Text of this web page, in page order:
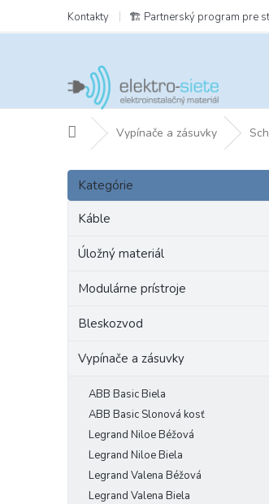
obsah
Kontakty 🏗️ Partnerský program pre
DomovVypínače a zásuvky
B
č
Preskočiť
kategórie
Kategórie
Káble
Úložný materiál
Modulárne prístroje
Bleskozvod
Vypínače a zásuvky
ABB Basic Biela
ABB Basic Slonová kosť
Legrand Niloe Béžová
Legrand Niloe Biela
Legrand Valena Béžová
Legrand Valena Biela